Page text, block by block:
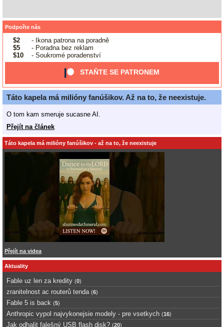
Podpořte nás
$2
- Ikona patrona na poradně
$5
- Poradna bez reklam
$10
- Soukromé poradenství
STAŇTE SE PATRONEM
Táto kapela má milióny fanúšikov. Až na to, že neexistuje.
O tom kam smeruje sucasne AI.
Přejít na článek
Táto kapela má milióny fanúšikov - až na to, že neexistuje
Přejít na videa
Aktuality
Fable uz len za kredity (0)
zranitelnost ac routerů tenda (6)
Fable 5 is back (5)
Anthropic vypol najvykonejsie modely - pre vsetkych (16)
Jak odhalit falešný USB flash disk? (20)